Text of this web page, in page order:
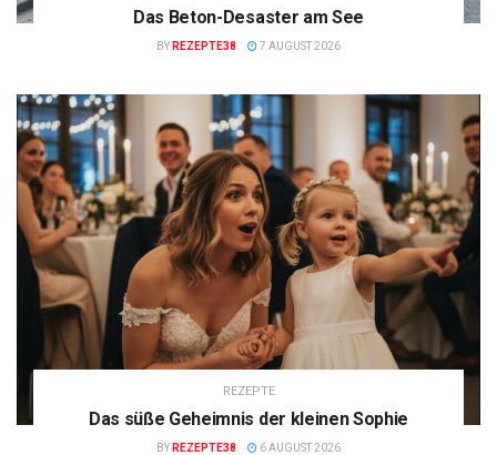
Das Beton-Desaster am See
BY REZEPTE38 7 AUGUST 2026
REZEPTE
Das süße Geheimnis der kleinen Sophie
BY REZEPTE38 6 AUGUST 2026